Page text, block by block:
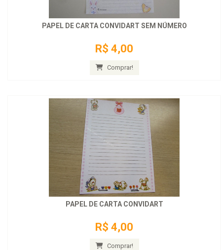
PAPEL DE CARTA CONVIDART SEM NÚMERO
R$ 4,00
Comprar!
PAPEL DE CARTA CONVIDART
R$ 4,00
Comprar!